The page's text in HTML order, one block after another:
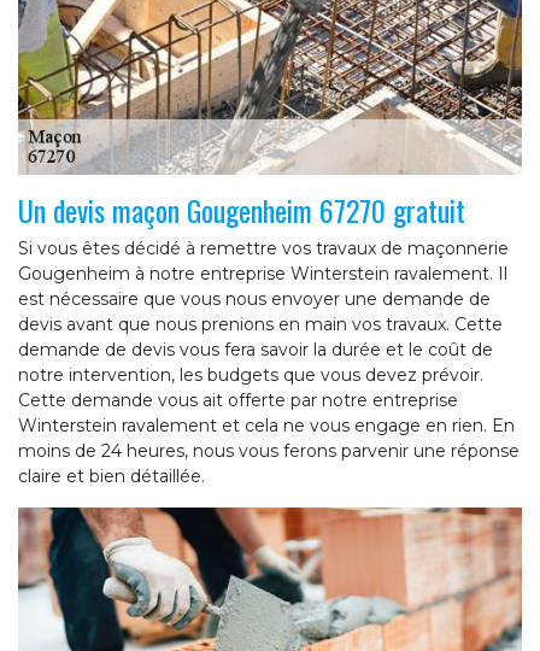
Un devis maçon Gougenheim 67270 gratuit
Si vous êtes décidé à remettre vos travaux de maçonnerie
Gougenheim à notre entreprise Winterstein ravalement. Il
est nécessaire que vous nous envoyer une demande de
devis avant que nous prenions en main vos travaux. Cette
demande de devis vous fera savoir la durée et le coût de
notre intervention, les budgets que vous devez prévoir.
Cette demande vous ait offerte par notre entreprise
Winterstein ravalement et cela ne vous engage en rien. En
moins de 24 heures, nous vous ferons parvenir une réponse
claire et bien détaillée.